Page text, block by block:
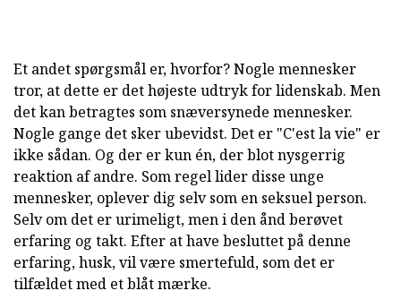
Et andet spørgsmål er, hvorfor? Nogle mennesker
tror, at dette er det højeste udtryk for lidenskab. Men
det kan betragtes som snæversynede mennesker.
Nogle gange det sker ubevidst. Det er "C'est la vie" er
ikke sådan. Og der er kun én, der blot nysgerrig
reaktion af andre. Som regel lider disse unge
mennesker, oplever dig selv som en seksuel person.
Selv om det er urimeligt, men i den ånd berøvet
erfaring og takt. Efter at have besluttet på denne
erfaring, husk, vil være smertefuld, som det er
tilfældet med et blåt mærke.